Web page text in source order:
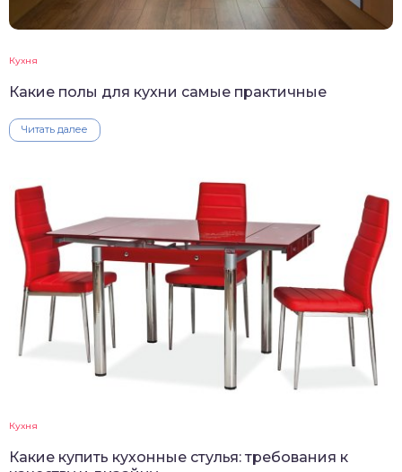
Кухня
Какие полы для кухни самые практичные
Читать далее
Кухня
Какие купить кухонные стулья: требования к